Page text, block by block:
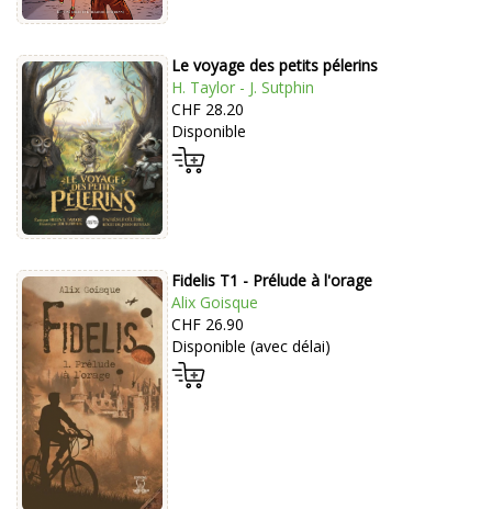
Le voyage des petits pélerins
H. Taylor - J. Sutphin
CHF 28.20
Disponible
Fidelis T1 - Prélude à l'orage
Alix Goisque
CHF 26.90
Disponible (avec délai)